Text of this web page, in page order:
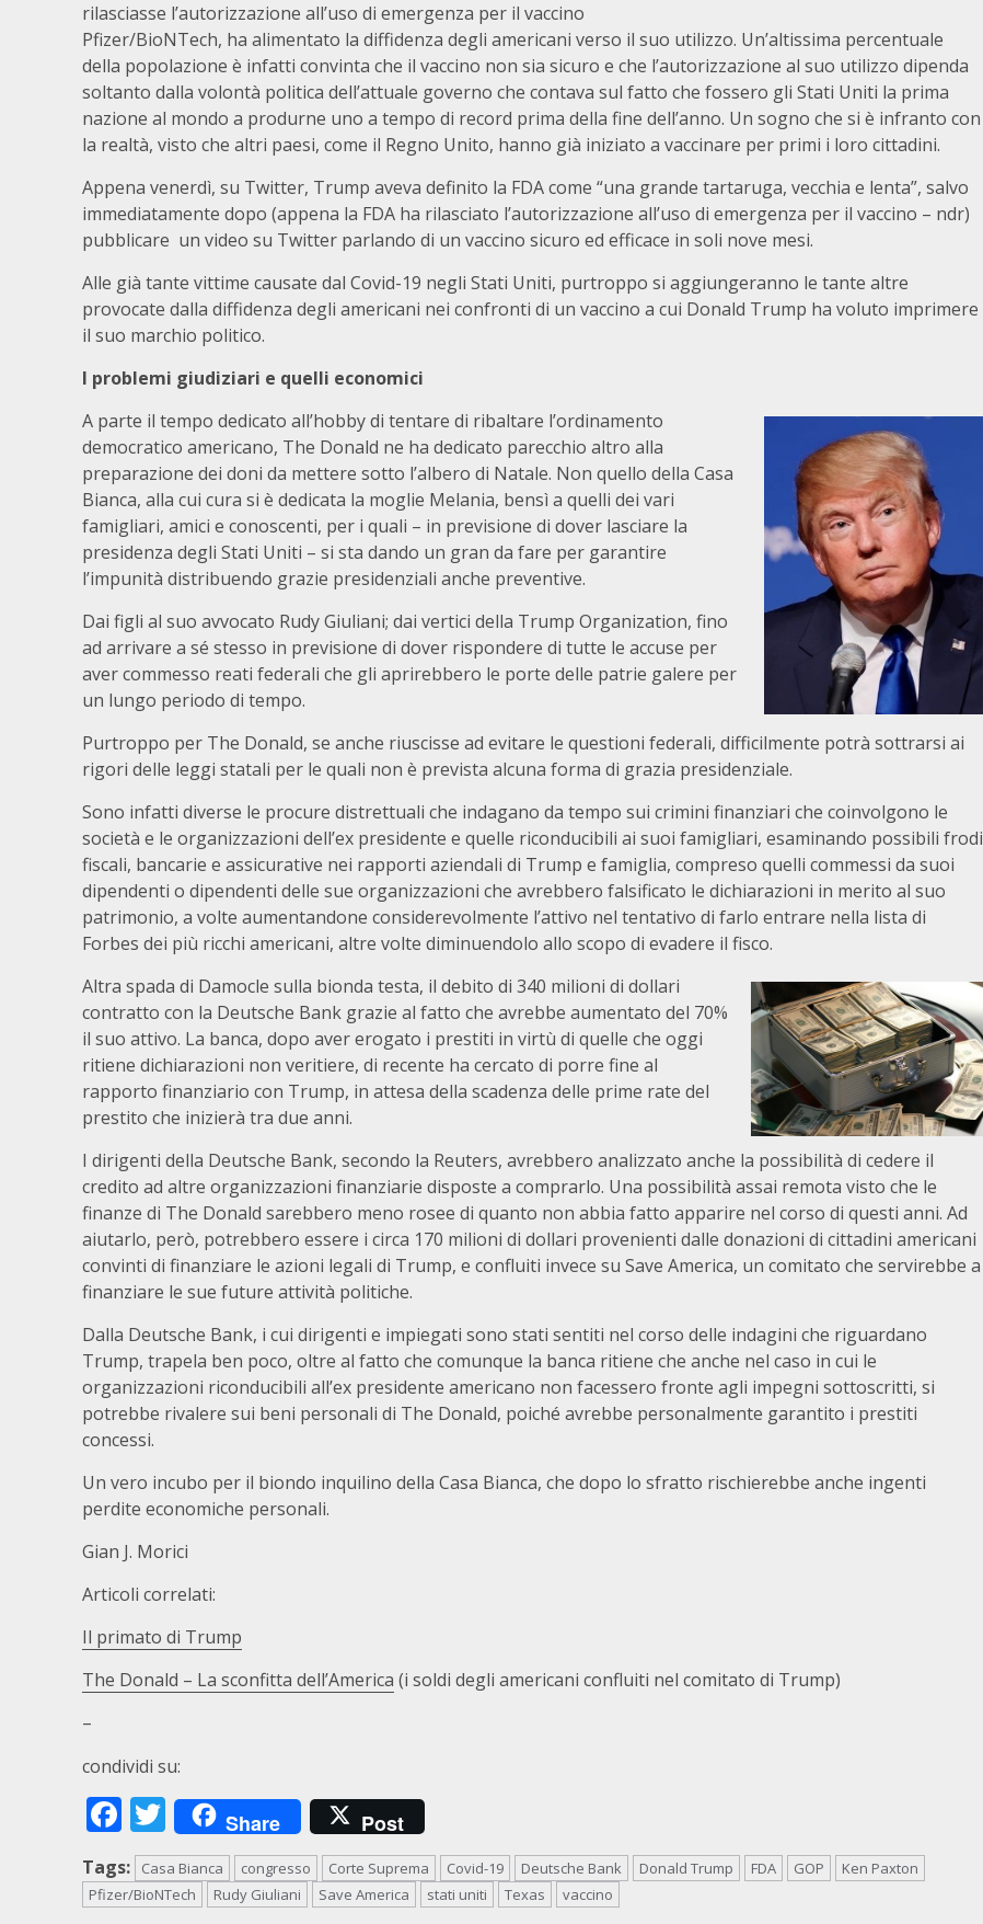
rilasciasse l’autorizzazione all’uso di emergenza per il vaccino
Pfizer/BioNTech, ha alimentato la diffidenza degli americani verso il suo utilizzo. Un’altissima percentuale
della popolazione è infatti convinta che il vaccino non sia sicuro e che l’autorizzazione al suo utilizzo dipenda
soltanto dalla volontà politica dell’attuale governo che contava sul fatto che fossero gli Stati Uniti la prima
nazione al mondo a produrne uno a tempo di record prima della fine dell’anno. Un sogno che si è infranto con
la realtà, visto che altri paesi, come il Regno Unito, hanno già iniziato a vaccinare per primi i loro cittadini.
Appena venerdì, su Twitter, Trump aveva definito la FDA come “una grande tartaruga, vecchia e lenta”, salvo
immediatamente dopo (appena la FDA ha rilasciato l’autorizzazione all’uso di emergenza per il vaccino – ndr)
pubblicare un video su Twitter parlando di un vaccino sicuro ed efficace in soli nove mesi.
Alle già tante vittime causate dal Covid-19 negli Stati Uniti, purtroppo si aggiungeranno le tante altre
provocate dalla diffidenza degli americani nei confronti di un vaccino a cui Donald Trump ha voluto imprimere
il suo marchio politico.
I problemi giudiziari e quelli economici
A parte il tempo dedicato all’hobby di tentare di ribaltare l’ordinamento
democratico americano, The Donald ne ha dedicato parecchio altro alla
preparazione dei doni da mettere sotto l’albero di Natale. Non quello della Casa
Bianca, alla cui cura si è dedicata la moglie Melania, bensì a quelli dei vari
famigliari, amici e conoscenti, per i quali – in previsione di dover lasciare la
presidenza degli Stati Uniti – si sta dando un gran da fare per garantire
l’impunità distribuendo grazie presidenziali anche preventive.
Dai figli al suo avvocato Rudy Giuliani; dai vertici della Trump Organization, fino
ad arrivare a sé stesso in previsione di dover rispondere di tutte le accuse per
aver commesso reati federali che gli aprirebbero le porte delle patrie galere per
un lungo periodo di tempo.
Purtroppo per The Donald, se anche riuscisse ad evitare le questioni federali, difficilmente potrà sottrarsi ai
rigori delle leggi statali per le quali non è prevista alcuna forma di grazia presidenziale.
Sono infatti diverse le procure distrettuali che indagano da tempo sui crimini finanziari che coinvolgono le
società e le organizzazioni dell’ex presidente e quelle riconducibili ai suoi famigliari, esaminando possibili frodi
fiscali, bancarie e assicurative nei rapporti aziendali di Trump e famiglia, compreso quelli commessi da suoi
dipendenti o dipendenti delle sue organizzazioni che avrebbero falsificato le dichiarazioni in merito al suo
patrimonio, a volte aumentandone considerevolmente l’attivo nel tentativo di farlo entrare nella lista di
Forbes dei più ricchi americani, altre volte diminuendolo allo scopo di evadere il fisco.
Altra spada di Damocle sulla bionda testa, il debito di 340 milioni di dollari
contratto con la Deutsche Bank grazie al fatto che avrebbe aumentato del 70%
il suo attivo. La banca, dopo aver erogato i prestiti in virtù di quelle che oggi
ritiene dichiarazioni non veritiere, di recente ha cercato di porre fine al
rapporto finanziario con Trump, in attesa della scadenza delle prime rate del
prestito che inizierà tra due anni.
I dirigenti della Deutsche Bank, secondo la Reuters, avrebbero analizzato anche la possibilità di cedere il
credito ad altre organizzazioni finanziarie disposte a comprarlo. Una possibilità assai remota visto che le
finanze di The Donald sarebbero meno rosee di quanto non abbia fatto apparire nel corso di questi anni. Ad
aiutarlo, però, potrebbero essere i circa 170 milioni di dollari provenienti dalle donazioni di cittadini americani
convinti di finanziare le azioni legali di Trump, e confluiti invece su Save America, un comitato che servirebbe a
finanziare le sue future attività politiche.
Dalla Deutsche Bank, i cui dirigenti e impiegati sono stati sentiti nel corso delle indagini che riguardano
Trump, trapela ben poco, oltre al fatto che comunque la banca ritiene che anche nel caso in cui le
organizzazioni riconducibili all’ex presidente americano non facessero fronte agli impegni sottoscritti, si
potrebbe rivalere sui beni personali di The Donald, poiché avrebbe personalmente garantito i prestiti
concessi.
Un vero incubo per il biondo inquilino della Casa Bianca, che dopo lo sfratto rischierebbe anche ingenti
perdite economiche personali.
Gian J. Morici
Articoli correlati:
Il primato di Trump
The Donald – La sconfitta dell’America (i soldi degli americani confluiti nel comitato di Trump)
–
condividi su:
Facebook
Twitter
Share Post
Tags: Casa Bianca congresso Corte Suprema Covid-19 Deutsche Bank Donald Trump FDA GOP
Ken Paxton
Pfizer/BioNTech
Rudy Giuliani Save America stati uniti Texas vaccino